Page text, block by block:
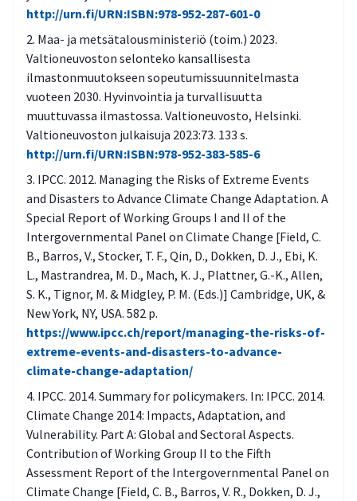
Onko maaperän eroosion vaikutukset
Onko rankkasateiden vaikutukset
huomioitu esimerkiksi hulevesien
hallinnassa, materiaalien läpäisevyydessä
sekä viherrakenteessa?
Onko lämpötilan nousun vaikutukset
Onko rakennusten lämmitystarpeen lisäksi
huomioitu viilennystarve?
Onko lämpötilan nousu huomioitu
ulkotiloissa esimerkiksi varjopaikkojen
määrällä?
Onko lumikaaokseen varauduttu hulevesien
ja tilavarauksien osalta?
Onko kriittisten toimintojen ylläpitämiseksi
laadittu ennalta varautumisen
suunnitelma?
http://urn.fi/URN:ISBN:978-952-287-601-0
Maa- ja metsätalousministeriö (toim.) 2023.
Valtioneuvoston selonteko kansallisesta
ilmastonmuutokseen sopeutumissuunnitelmasta
vuoteen 2030. Hyvinvointia ja turvallisuutta
muuttuvassa ilmastossa. Valtioneuvosto, Helsinki.
Valtioneuvoston julkaisuja 2023:73. 133 s.
http://urn.fi/URN:ISBN:978-952-383-585-6
IPCC. 2012. Managing the Risks of Extreme Events
and Disasters to Advance Climate Change Adaptation. A
Special Report of Working Groups I and II of the
Intergovernmental Panel on Climate Change [Field, C.
B., Barros, V., Stocker, T. F., Qin, D., Dokken, D. J., Ebi, K.
L., Mastrandrea, M. D., Mach, K. J., Plattner, G.-K., Allen,
S. K., Tignor, M. & Midgley, P. M. (Eds.)] Cambridge, UK, &
New York, NY, USA. 582 p.
https://www.ipcc.ch/report/managing-the-risks-of-
extreme-events-and-disasters-to-advance-
climate-change-adaptation/
IPCC. 2014. Summary for policymakers. In: IPCC. 2014.
Climate Change 2014: Impacts, Adaptation, and
Vulnerability. Part A: Global and Sectoral Aspects.
Contribution of Working Group II to the Fifth
Assessment Report of the Intergovernmental Panel on
Climate Change [Field, C. B., Barros, V. R., Dokken, D. J.,